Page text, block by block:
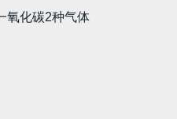
氧化碳2种气体